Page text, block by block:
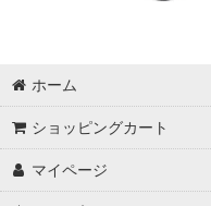
ホーム
ショッピングカート
マイページ